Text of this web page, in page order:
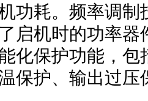
功耗。频率调
启机时的功率
化保护功能，
保护、输出过压